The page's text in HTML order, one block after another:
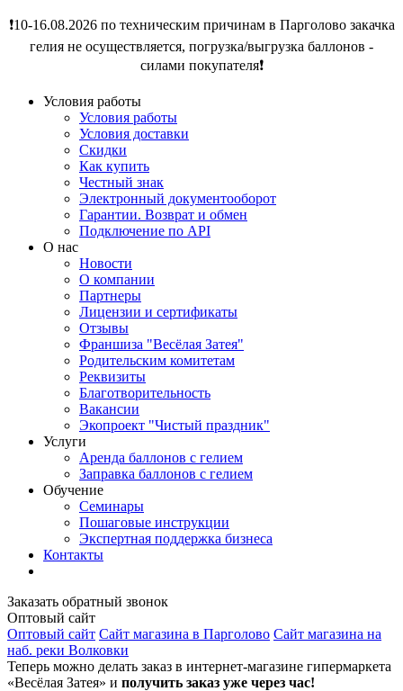
❗️10-16.08.2026 по техническим причинам в Парголово закачка
гелия не осуществляется, погрузка/выгрузка баллонов -
силами покупателя❗️
Условия работы
Условия работы
Условия доставки
Скидки
Как купить
Честный знак
Электронный документооборот
Гарантии. Возврат и обмен
Подключение по API
О нас
Новости
О компании
Партнеры
Лицензии и сертификаты
Отзывы
Франшиза "Весёлая Затея"
Родительским комитетам
Реквизиты
Благотворительность
Вакансии
Экопроект "Чистый праздник"
Услуги
Аренда баллонов с гелием
Заправка баллонов с гелием
Обучение
Семинары
Пошаговые инструкции
Экспертная поддержка бизнеса
Контакты
Заказать обратный звонок
Оптовый сайт
Оптовый сайт Сайт магазина в Парголово Сайт магазина на
наб. реки Волковки
Теперь можно делать заказ в интернет-магазине гипермаркета
«Весёлая Затея» и получить заказ уже через час!